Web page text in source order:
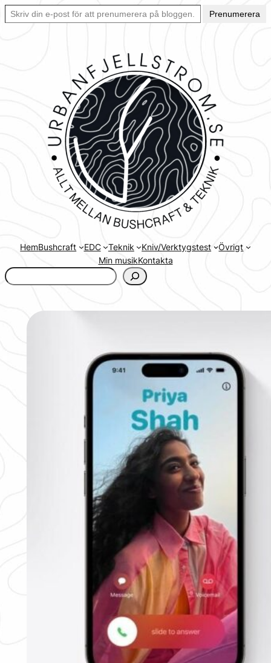
Hoppa
Skriv din e-post för att prenumerera på bloggen… Ett enkelt sätt att hålla sig uppdaterad automatiskt.
Prenumerera
HemBushcraft EDC Teknik Kniv/Verktygstest
Övrigt
Min musikKontakta
www.urbanfjellstrom.se/jamforelselistan/